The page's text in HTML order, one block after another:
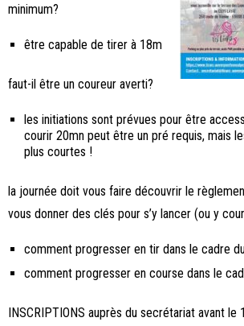
minimum?
être capable de tirer à 18m
faut-il être un coureur averti?
les initiations sont prévues pour être
courir 20mn peut être un pré requis, mais
plus courtes !
la journée doit vous faire découvrir le
vous donner des clés pour s’y lancer (ou y
comment progresser en tir dans le cadre
comment progresser en course dans le
INSCRIPTIONS auprès du secrétariat avant